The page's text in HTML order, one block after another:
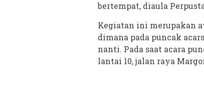
bertempat, diaula
Kegiatan ini merupakan
dimana pada puncak
nanti. Pada saat acara
lantai 10, jalan raya